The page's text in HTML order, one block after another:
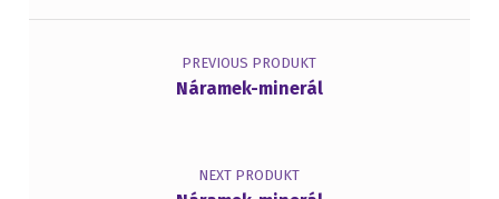
Navigace pro příspěvek
PREVIOUS PRODUKT
Náramek-minerál
NEXT PRODUKT